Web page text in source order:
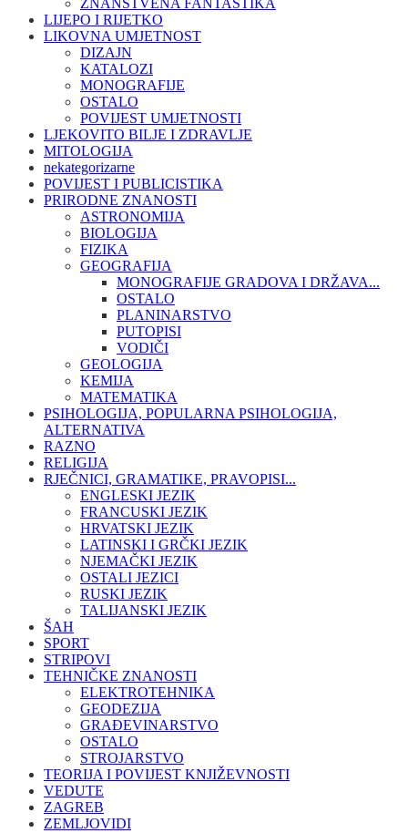
ZNANSTVENA FANTASTIKA
LIJEPO I RIJETKO
LIKOVNA UMJETNOST
DIZAJN
KATALOZI
MONOGRAFIJE
OSTALO
POVIJEST UMJETNOSTI
LJEKOVITO BILJE I ZDRAVLJE
MITOLOGIJA
nekategorizarne
POVIJEST I PUBLICISTIKA
PRIRODNE ZNANOSTI
ASTRONOMIJA
BIOLOGIJA
FIZIKA
GEOGRAFIJA
MONOGRAFIJE GRADOVA I DRŽAVA...
OSTALO
PLANINARSTVO
PUTOPISI
VODIČI
GEOLOGIJA
KEMIJA
MATEMATIKA
PSIHOLOGIJA, POPULARNA PSIHOLOGIJA,
ALTERNATIVA
RAZNO
RELIGIJA
RJEČNICI, GRAMATIKE, PRAVOPISI...
ENGLESKI JEZIK
FRANCUSKI JEZIK
HRVATSKI JEZIK
LATINSKI I GRČKI JEZIK
NJEMAČKI JEZIK
OSTALI JEZICI
RUSKI JEZIK
TALIJANSKI JEZIK
ŠAH
SPORT
STRIPOVI
TEHNIČKE ZNANOSTI
ELEKTROTEHNIKA
GEODEZIJA
GRAĐEVINARSTVO
OSTALO
STROJARSTVO
TEORIJA I POVIJEST KNJIŽEVNOSTI
VEDUTE
ZAGREB
ZEMLJOVIDI